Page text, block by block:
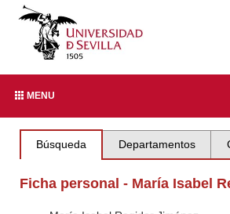
MENU
Búsqueda Departamentos
Ficha personal - María Isabel